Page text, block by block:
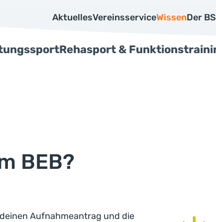
AktuellesVereinsserviceWissenDer
Rehasport &
BEB?
Aufnahmeantrag und die